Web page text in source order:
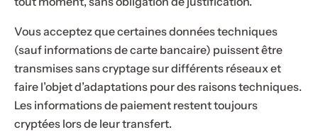
Vous acceptez que certaines données techniques
(sauf informations de carte bancaire) puissent être
transmises sans cryptage sur différents réseaux et
faire l’objet d’adaptations pour des raisons techniques.
Les informations de paiement restent toujours
cryptées lors de leur transfert.